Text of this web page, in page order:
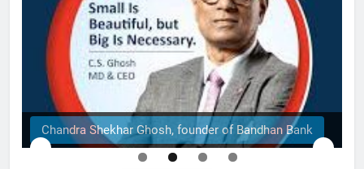
founder of Bandhan Bank The Structural